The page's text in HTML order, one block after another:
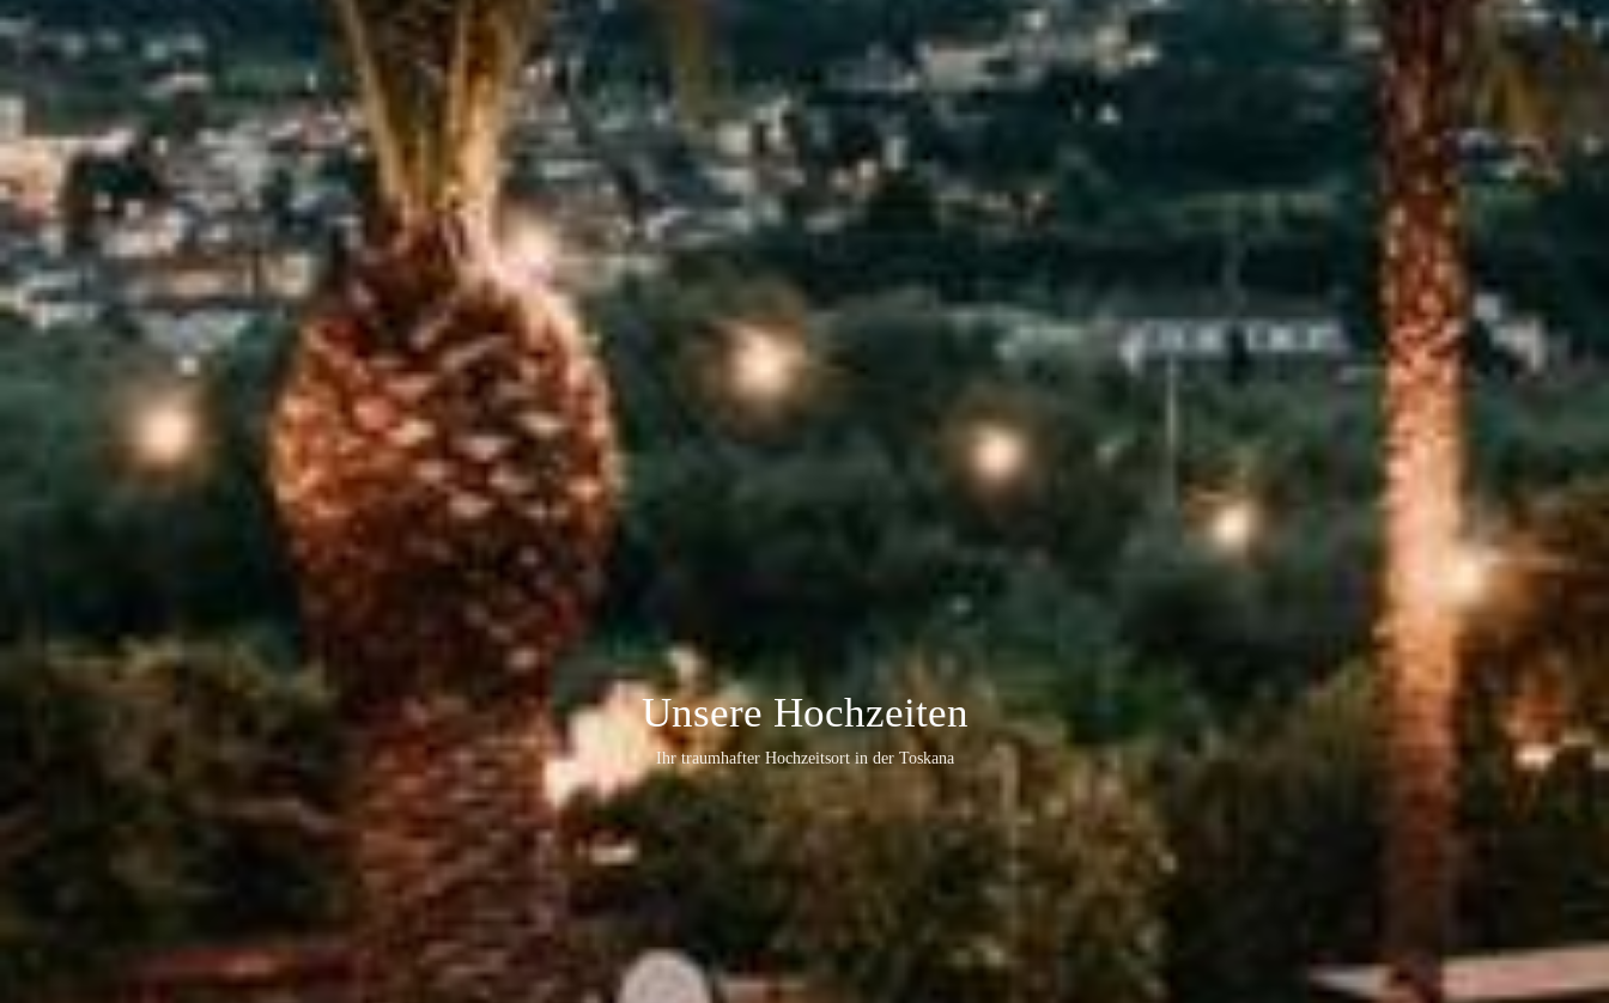
Unsere Hochzeiten
Ihr traumhafter Hochzeitsort in der Toskana